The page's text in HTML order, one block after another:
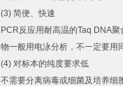
(3) 简便、快速
PCR反应用耐高温的Taq DNA聚
物一般用电泳分析，不一定要用
(4) 对标本的纯度要求低
不需要分离病毒或细菌及培养细